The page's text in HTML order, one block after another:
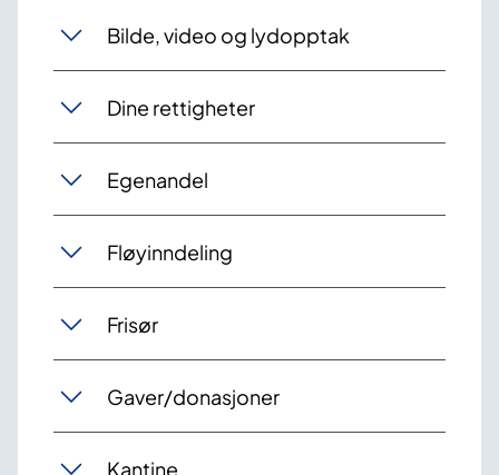
Bilde, video og lydopptak
Dine rettigheter
Egenandel
Fløyinndeling
Frisør
Gaver/donasjoner
Kantine